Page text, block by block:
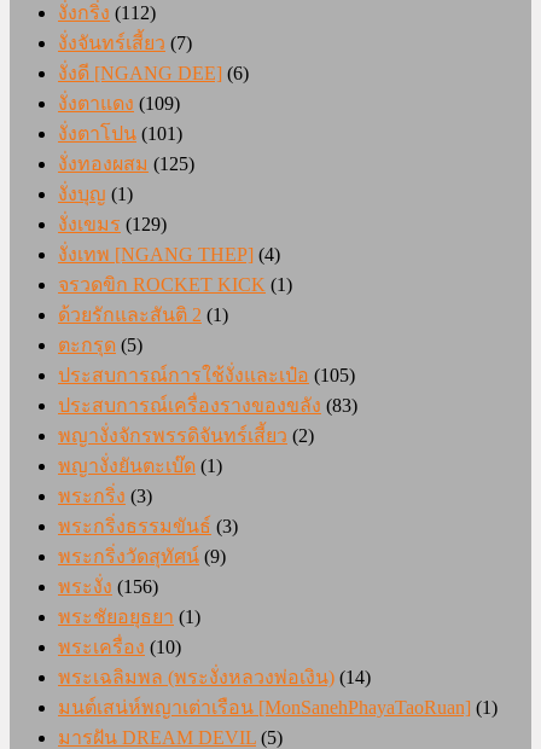
งั่งกริ่ง (112)
งั่งจันทร์เสี้ยว (7)
งั่งดี [NGANG DEE] (6)
งั่งตาแดง (109)
งั่งตาโปน (101)
งั่งทองผสม (125)
งั่งบุญ (1)
งั่งเขมร (129)
งั่งเทพ [NGANG THEP] (4)
จรวดขิก ROCKET KICK (1)
ด้วยรักและสันติ 2 (1)
ตะกรุด (5)
ประสบการณ์การใช้งั่งและเป๋อ (105)
ประสบการณ์เครื่องรางของขลัง (83)
พญางั่งจักรพรรดิจันทร์เสี้ยว (2)
พญางั่งยันตะเบ๊ด (1)
พระกริ่ง (3)
พระกริ่งธรรมขันธ์ (3)
พระกริ่งวัดสุทัศน์ (9)
พระงั่ง (156)
พระชัยอยุธยา (1)
พระเครื่อง (10)
พระเฉลิมพล (พระงั่งหลวงพ่อเงิน) (14)
มนต์เสน่ห์พญาเต่าเรือน [MonSanehPhayaTaoRuan] (1)
มารฝัน DREAM DEVIL (5)